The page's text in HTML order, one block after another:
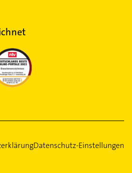
Datenschutz-Einstellungen